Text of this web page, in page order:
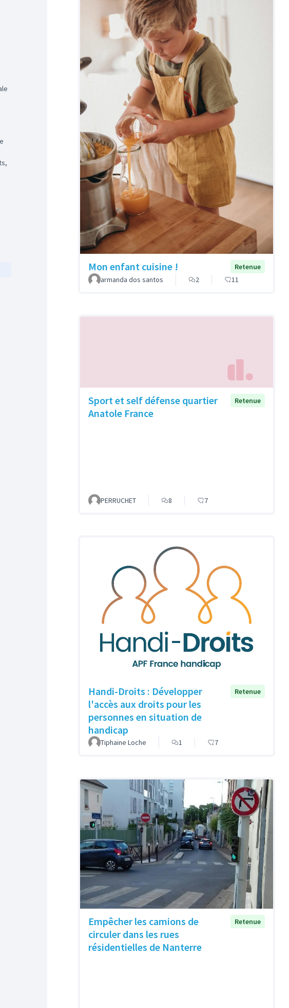
Mon enfant cuisine !
Retenue
armanda dos santos
2 11
Sport et self défense quartier
Anatole France
Retenue
PERRUCHET 8 7
Handi-Droits : Développer
l'accès aux droits pour les
personnes en situation de
handicap
Retenue
Tiphaine Loche 1 7
Empêcher les camions de
circuler dans les rues
résidentielles de Nanterre
Retenue